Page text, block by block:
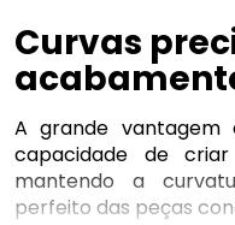
Curvas
A grande vantagem
capacidade de
mantendo a
perfeito das peças